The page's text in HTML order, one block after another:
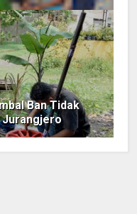
Ban Tidak
Jurangjero